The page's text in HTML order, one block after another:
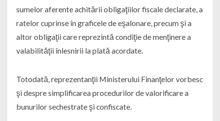
sumelor aferente achitării obligaţiilor fiscale declarate, a
ratelor cuprinse în graficele de eşalonare, precum şi a
altor obligaţii care reprezintă condiţie de menţinere a
valabilităţii înlesnirii la plată acordate.
Totodată, reprezentanţii Ministerului Finanţelor vorbesc
şi despre simplificarea procedurilor de valorificare a
bunurilor sechestrate şi confiscate.